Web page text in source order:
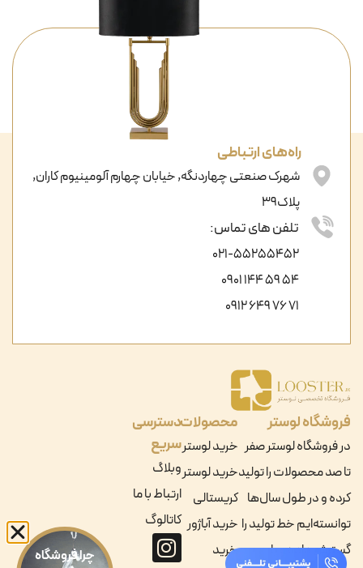
فروشگاه لوستر
در فروشگاه لوستر صفر
تا صد محصولات را تولید
کرده و در طول سال‌ها
توانسته‌ایم خط تولید را
گسترش داده و با
محصولات
خرید لوستر
خرید لوستر
کریستالی
خرید آباژور
خرید
دسترسی
سریع
وبلاگ
ارتباط با ما
کاتالوگ
راه‌های ارتباطی
شهرک صنعتی چهاردنگه, خیابان چهارم آلومینیوم کاران,
پلاک39
تلفن های تماس:
021-55255452
54 59 144 0901
71 76 649 0912
چرا فروشگاه